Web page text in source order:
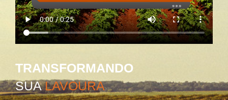
TRANSFORMANDO
SUALAVOURA